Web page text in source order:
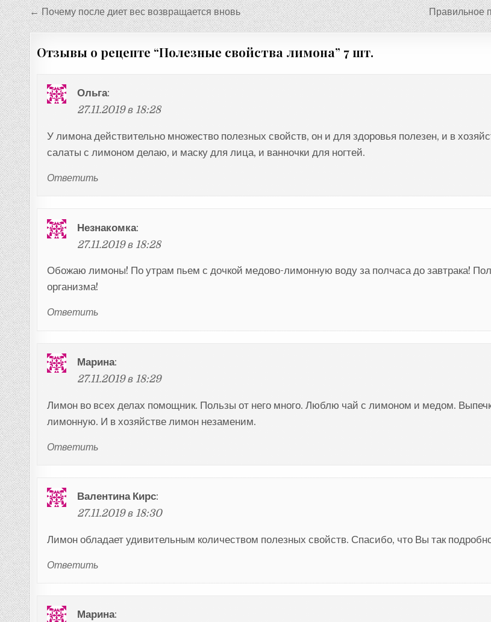
Навигация
по
записям
← Почему после диет вес возвращается вновь Правильное
Отзывы о рецепте “Полезные свойства лимона” 7 шт.
Ольга:
27.11.2019 в 18:28
У лимона действительно множество полезных свойств, он и для здоровья полезен, и в
салаты с лимоном делаю, и маску для лица, и ванночки для ногтей.
Ответить
Незнакомка:
27.11.2019 в 18:28
Обожаю лимоны! По утрам пьем с дочкой медово-лимонную воду за полчаса до завтрака!
организма!
Ответить
Марина:
27.11.2019 в 18:29
Лимон во всех делах помощник. Пользы от него много. Люблю чай с лимоном и медом.
лимонную. И в хозяйстве лимон незаменим.
Ответить
Валентина Кирс:
27.11.2019 в 18:30
Лимон обладает удивительным количеством полезных свойств. Спасибо, что Вы так
Ответить
Марина: